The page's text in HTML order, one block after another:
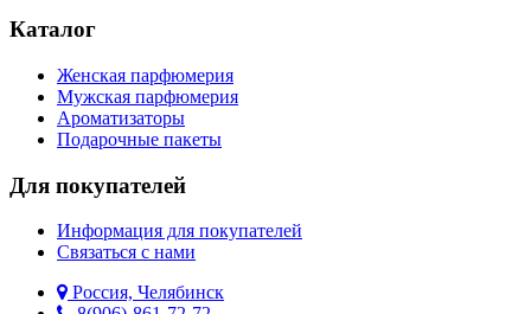
Каталог
Женская парфюмерия
Мужская парфюмерия
Ароматизаторы
Подарочные пакеты
Для покупателей
Информация для покупателей
Связаться с нами
Россия, Челябинск